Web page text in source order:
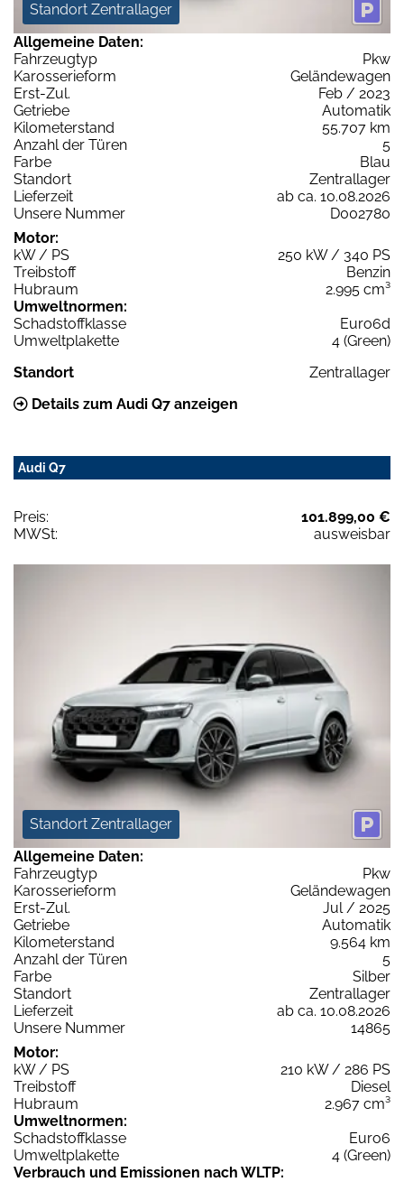
Standort Zentrallager
Allgemeine Daten:
Fahrzeugtyp
Pkw
Karosserieform
Geländewagen
Erst-Zul.
Feb / 2023
Getriebe
Automatik
Kilometerstand
55.707 km
Anzahl der Türen
5
Farbe
Blau
Standort
Zentrallager
Lieferzeit
ab ca. 10.08.2026
Unsere Nummer
D002780
Motor:
kW / PS
250 kW / 340 PS
Treibstoff
Benzin
Hubraum
2.995 cm³
Umweltnormen:
Schadstoffklasse
Euro6d
Umweltplakette
4 (Green)
Standort
Zentrallager
Details zum Audi Q7 anzeigen
Audi Q7
Preis:
101.899,00 €
MWSt:
ausweisbar
Standort Zentrallager
Allgemeine Daten:
Fahrzeugtyp
Pkw
Karosserieform
Geländewagen
Erst-Zul.
Jul / 2025
Getriebe
Automatik
Kilometerstand
9.564 km
Anzahl der Türen
5
Farbe
Silber
Standort
Zentrallager
Lieferzeit
ab ca. 10.08.2026
Unsere Nummer
14865
Motor:
kW / PS
210 kW / 286 PS
Treibstoff
Diesel
Hubraum
2.967 cm³
Umweltnormen:
Schadstoffklasse
Euro6
Umweltplakette
4 (Green)
Verbrauch und Emissionen nach WLTP: